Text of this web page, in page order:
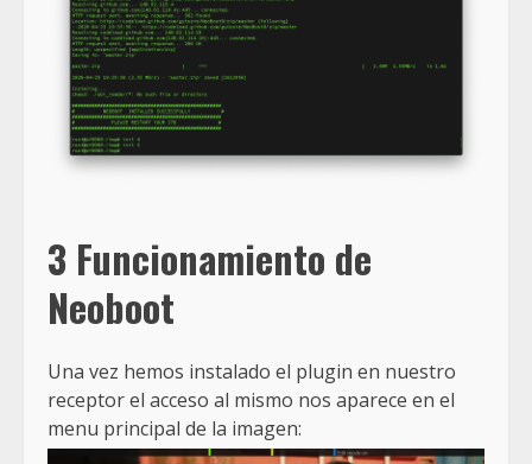
3 Funcionamiento de
Neoboot
Una vez hemos instalado el plugin en nuestro
receptor el acceso al mismo nos aparece en el
menu principal de la imagen: